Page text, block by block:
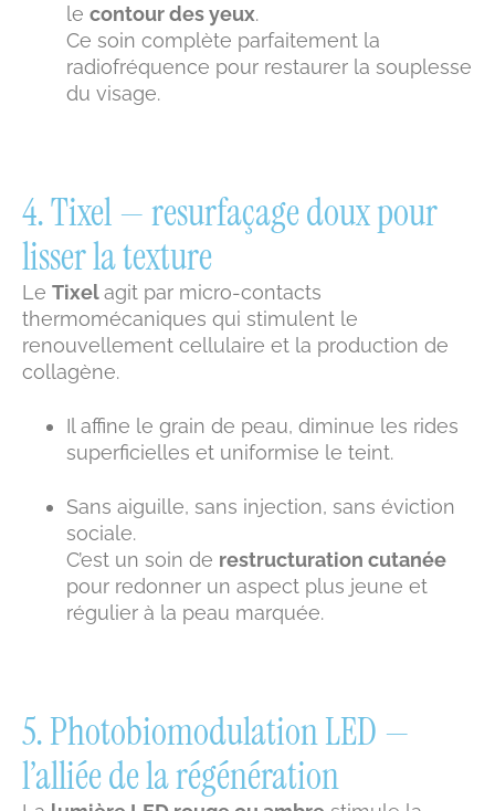
le contour des yeux.
Ce soin complète parfaitement la
radiofréquence pour restaurer la souplesse
du visage.
4. Tixel — resurfaçage doux pour
lisser la texture
Le Tixelagit par micro-contacts
thermomécaniques qui stimulent le
renouvellement cellulaire et la production de
collagène.
Il affine le grain de peau, diminue les rides
superficielles et uniformise le teint.
Sans aiguille, sans injection, sans éviction
sociale.
C’est un soin de restructuration cutanée
pour redonner un aspect plus jeune et
régulier à la peau marquée.
5. Photobiomodulation LED —
l’alliée de la régénération